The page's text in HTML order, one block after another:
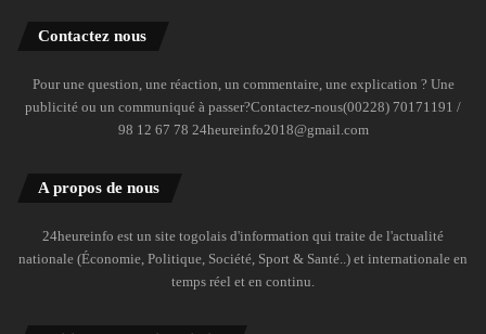
Contactez nous
Pour une question, une réaction, un commentaire, une explication ? Une
publicité ou un communiqué à passer?Contactez-nous(00228) 70171191 /
98 12 67 78 24heureinfo2018@gmail.com
A propos de nous
24heureinfo est un site togolais d'information qui traite de l'actualité
nationale (Économie, Politique, Société, Sport & Santé..) et internationale en
temps réel et en continu.